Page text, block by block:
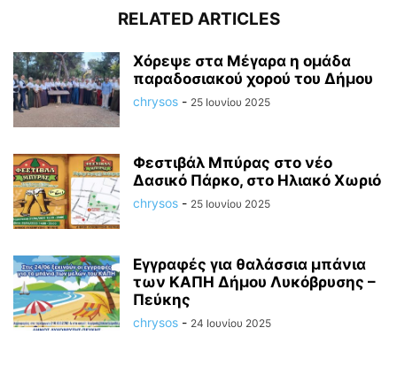
RELATED ARTICLES
Χόρεψε στα Μέγαρα η ομάδα
παραδοσιακού χορού του Δήμου
chrysos - 25 Ιουνίου 2025
Φεστιβάλ Μπύρας στο νέο
Δασικό Πάρκο, στο Ηλιακό Χωριό
chrysos - 25 Ιουνίου 2025
Εγγραφές για θαλάσσια μπάνια
των ΚΑΠΗ Δήμου Λυκόβρυσης –
Πεύκης
chrysos - 24 Ιουνίου 2025